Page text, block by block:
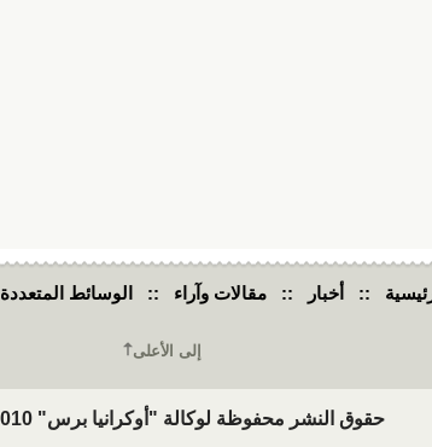
:: أخبار :: مقالات وآراء :: الوسائط المتعددة
إلى الأعلى
حقوق النشر محفوظة لوكالة "أوكرانيا برس" 2010-2022